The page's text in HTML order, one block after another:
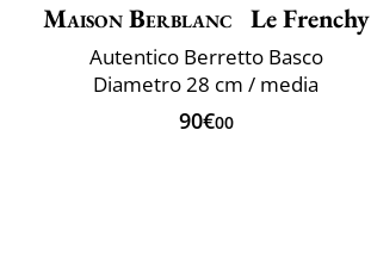
Maison Berblanc Le Frenchy
Autentico Berretto Basco
Diametro 28 cm / media
90€00